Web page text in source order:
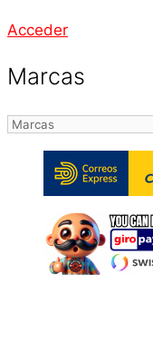
Acceder
Marcas